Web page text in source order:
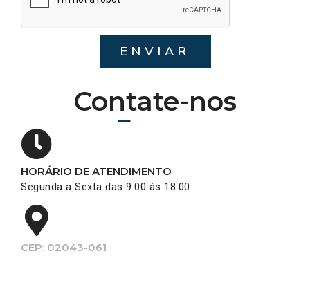
Contate-nos
HORÁRIO DE ATENDIMENTO
Segunda a Sexta das 9:00 às 18:00
CEP: 02043-061
ENVIAR